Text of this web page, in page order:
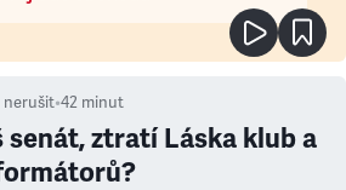
nerušit•42 minut
senát, ztratí Láska klub a